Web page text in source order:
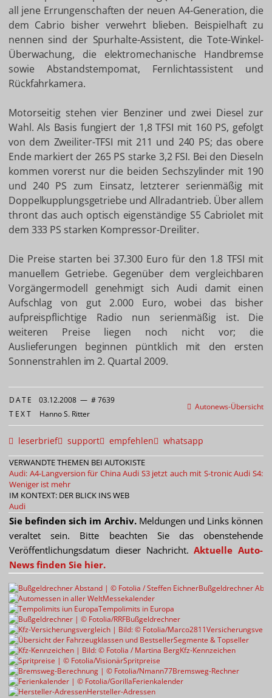
all jene Errungenschaften der neuen A4-Generation, die
dem Cabrio bisher verwehrt blieben. Beispielhaft zu
nennen sind der Spurhalte-Assistent, die Tote-Winkel-
Überwachung, die elektromechanische Handbremse
sowie Abstandstempomat, Fernlichtassistent und
Rückfahrkamera.
Motorseitig stehen vier Benziner und zwei Diesel zur
Wahl. Als Basis fungiert der 1,8 TFSI mit 160 PS, gefolgt
von dem Zweiliter-TFSI mit 211 und 240 PS; das obere
Ende markiert der 265 PS starke 3,2 FSI. Bei den Dieseln
kommen vorerst nur die beiden Sechszylinder mit 190
und 240 PS zum Einsatz, letzterer serienmäßig mit
Doppelkupplungsgetriebe und Allradantrieb. Über allem
thront das auch optisch eigenständige S5 Cabriolet mit
dem 333 PS starken Kompressor-Dreiliter.
Die Preise starten bei 37.300 Euro für den 1.8 TFSI mit
manuellem Getriebe. Gegenüber dem vergleichbaren
Vorgängermodell genehmigt sich Audi damit einen
Aufschlag von gut 2.000 Euro, wobei das bisher
aufpreispflichtige Radio nun serienmäßig ist. Die
weiteren Preise liegen noch nicht vor; die
Auslieferungen beginnen püntklich mit den ersten
Sonnenstrahlen im 2. Quartal 2009.
Autonews-Übersicht
DATE 03.12.2008 — # 7639
TEXT Hanno S. Ritter
leserbrief support empfehlen whatsapp
VERWANDTE THEMEN BEI AUTOKISTE
Audi: A4-Langversion für ChinaAudi S3 jetzt auch mit S-tronicAudi S4:
Weniger ist mehr
IM KONTEXT: DER BLICK INS WEB
Audi
Sie befinden sich im Archiv.Meldungen und Links können
veraltet sein. Bitte beachten Sie das obenstehende
Veröffentlichungsdatum dieser Nachricht.Aktuelle Auto-
News finden Sie hier.
Bußgeldrechner
Messekalender
Tempolimits in Europa
Bußgeldrechner
Segmente & Topseller
Kfz-Kennzeichen
Spritpreise
Bremsweg-Rechner
Ferienkalender
Hersteller-Adressen